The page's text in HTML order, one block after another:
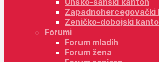
Zapadnohercegovački
Zeničko-dobojski
Forumi
Forum mladih
Forum žena